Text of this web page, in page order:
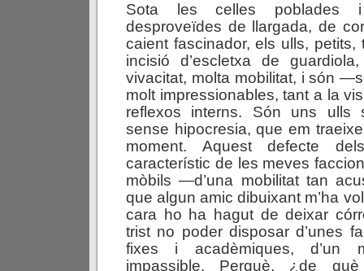
Sota les celles poblades
desproveïdes de llargada, de
caient fascinador, els ulls, petits,
incisió d’escletxa de
vivacitat, molta mobilitat, i són
molt impressionables, tant a la
reflexos interns. Són uns ulls
sense hipocresia, que em
moment. Aquest defecte
característic de les meves
mòbils —d’una mobilitat tan
que algun amic dibuixant m’ha
cara ho ha hagut de deixar
trist no poder disposar d’unes
fixes i acadèmiques, d’un
impassible. Perquè, ¿de